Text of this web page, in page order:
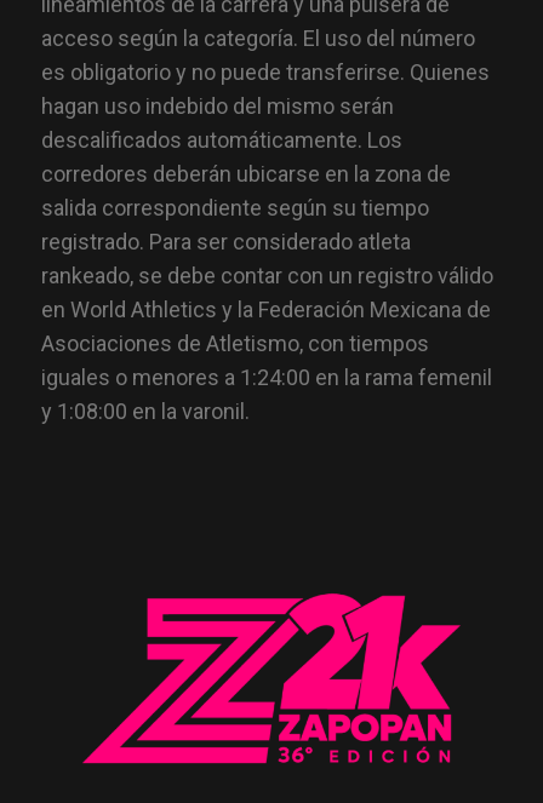
acceso según la categoría. El uso del número
es obligatorio y no puede transferirse. Quienes
hagan uso indebido del mismo serán
descalificados automáticamente. Los
corredores deberán ubicarse en la zona de
salida correspondiente según su tiempo
registrado. Para ser considerado atleta
rankeado, se debe contar con un registro válido
en World Athletics y la Federación Mexicana de
Asociaciones de Atletismo, con tiempos
iguales o menores a 1:24:00 en la rama femenil
y 1:08:00 en la varonil.